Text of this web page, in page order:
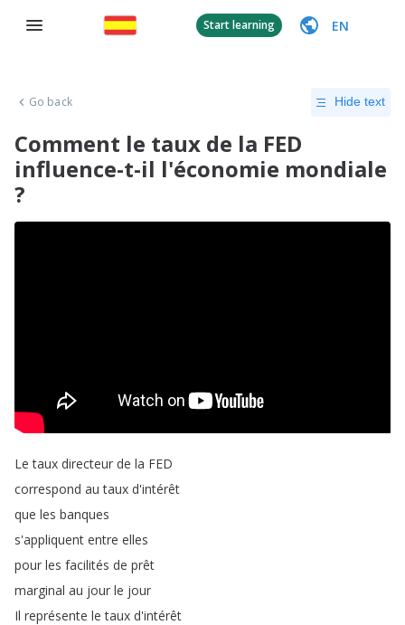
Start learning EN
Go back Hide text
Comment le taux de la FED
influence-t-il l'économie mondiale
?
Le taux directeur de la FED
correspond au taux d'intérêt
que les banques
s'appliquent entre elles
pour les facilités de prêt
marginal au jour le jour
Il représente le taux d'intérêt